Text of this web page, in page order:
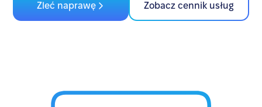
Zleć naprawę Zobacz cennik usług